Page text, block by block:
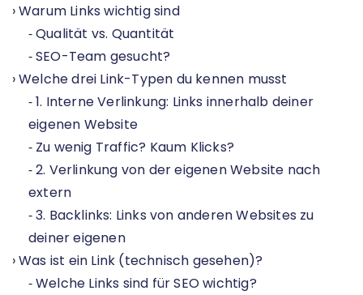
Warum Links wichtig sind
Qualität vs. Quantität
SEO-Team gesucht?
Welche drei Link-Typen du kennen musst
1. Interne Verlinkung: Links innerhalb deiner
eigenen Website
Zu wenig Traffic? Kaum Klicks?
2. Verlinkung von der eigenen Website nach
extern
3. Backlinks: Links von anderen Websites zu
deiner eigenen
Was ist ein Link (technisch gesehen)?
Welche Links sind für SEO wichtig?